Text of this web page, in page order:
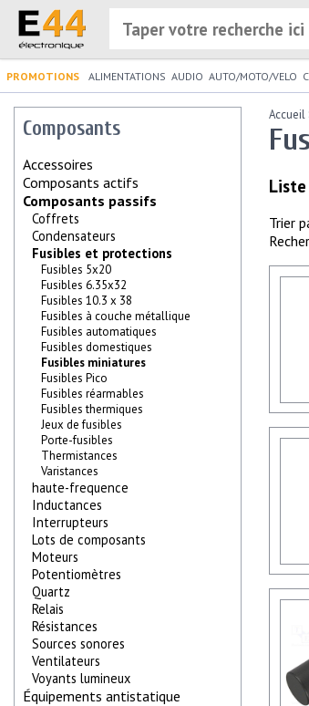
PROMOTIONS ALIMENTATIONS AUDIO AUTO/MOTO/VELO
Composants
Accessoires
Composants actifs
Composants passifs
Coffrets
Condensateurs
Fusibles et protections
Fusibles 5x20
Fusibles 6.35x32
Fusibles 10.3 x 38
Fusibles à couche métallique
Fusibles automatiques
Fusibles domestiques
Fusibles miniatures
Fusibles Pico
Fusibles réarmables
Fusibles thermiques
Jeux de fusibles
Porte-fusibles
Thermistances
Varistances
haute-frequence
Inductances
Interrupteurs
Lots de composants
Moteurs
Potentiomètres
Quartz
Relais
Résistances
Sources sonores
Ventilateurs
Voyants lumineux
Équipements antistatique
Accueil
Trier